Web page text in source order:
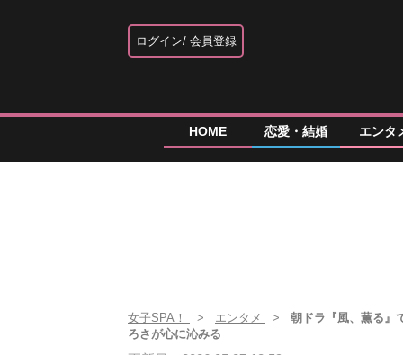
ログイン 会員登録
HOME 恋愛・結婚 エンタ
女子SPA！ エンタメ
朝ドラ『風、薫る』
ろさが心に沁みる